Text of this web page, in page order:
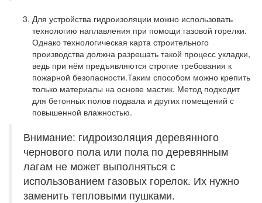
Для устройства гидроизоляции можно использовать
технологию наплавления при помощи газовой горелки.
Однако технологическая карта строительного
производства должна разрешать такой процесс укладки,
ведь при нём предъявляются строгие требования к
пожарной безопасности.Таким способом можно крепить
только материалы на основе мастик. Метод подходит
для бетонных полов подвала и других помещений с
повышенной влажностью.
Внимание: гидроизоляция деревянного
чернового пола или пола по деревянным
лагам не может выполняться с
использованием газовых горелок. Их нужно
заменить тепловыми пушками.